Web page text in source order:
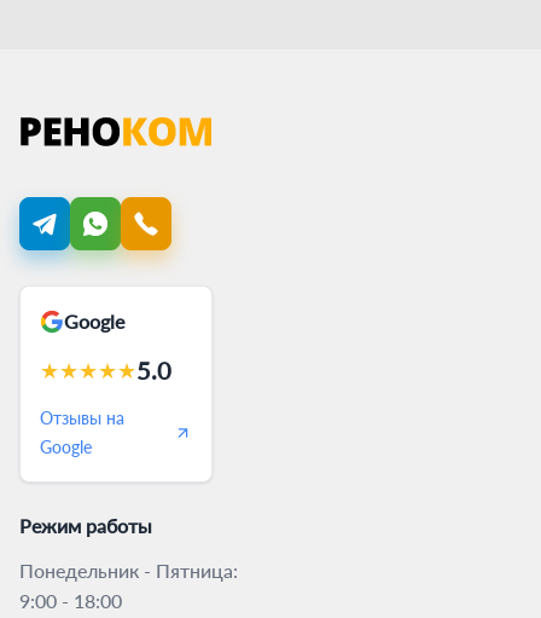
Google
★★★★★5.0
Отзывы на
Google
Режим работы
Понедельник - Пятница:
9:00 - 18:00